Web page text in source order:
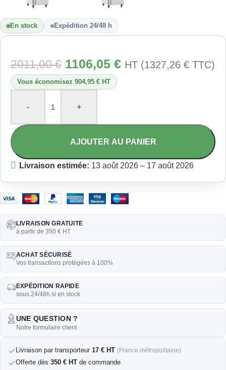
En stock Expédition 24/48 h
2011,00€ 1106,05 € HT (1327,26 € TTC)
Vous économisez 904,95 € HT
- +
AJOUTER AU PANIER
Livraison estimée: 13 août 2026 – 17 août 2026
LIVRAISON GRATUITE
à partir de 350 € HT
ACHAT SÉCURISÉ
Vos transactions protégées à 100%
EXPÉDITION RAPIDE
sous 24/48h si en stock
UNE QUESTION ?
Notre formulaire client
Livraison par transporteur 17 € HT (France métropolitaine)
Offerte dès 350 € HT de commande